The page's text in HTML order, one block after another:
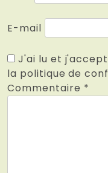
E-mail
J'ai lu et
la politique de
Commentaire *